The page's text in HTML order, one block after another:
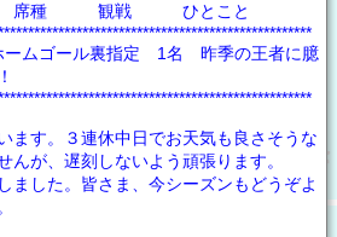
席種 観戦 ひとこと
ゴール裏指定 1名 昨季の王者に臆
ます。３連休中日でお天気も良さそうな
んが、遅刻しないよう頑張ります。
ました。皆さま、今シーズンもどうぞよ